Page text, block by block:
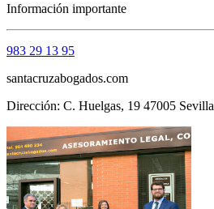
Información importante
983 29 13 95
santacruzabogados.com
Dirección: C. Huelgas, 19 47005 Sevilla